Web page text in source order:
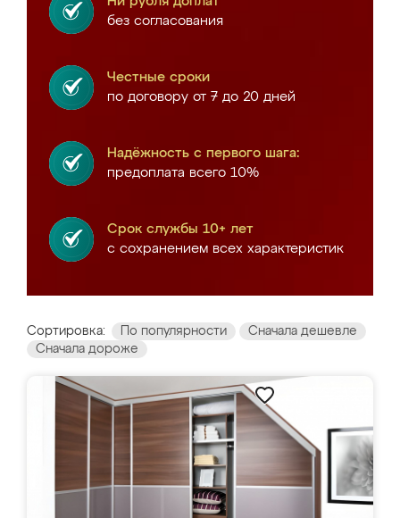
без согласования
Честные сроки
по договору от 7 до 20 дней
Надёжность с первого шага:
предоплата всего 10%
Срок службы 10+ лет
с сохранением всех характеристик
Сортировка: По популярности
Сначала дешевле
Сначала дороже